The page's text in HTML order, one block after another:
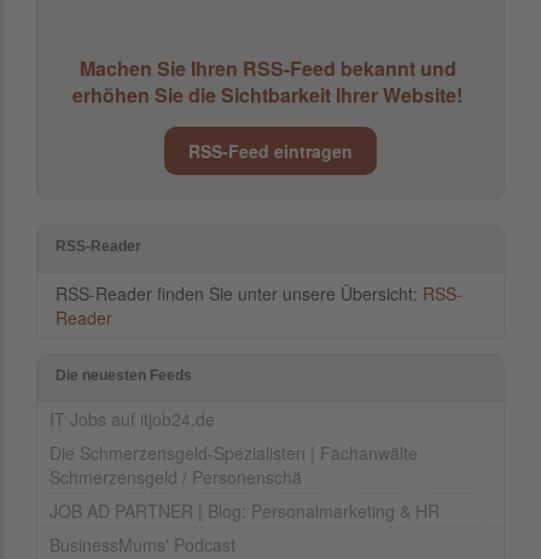
Machen Sie Ihren RSS-Feed bekannt und
erhöhen Sie die Sichtbarkeit Ihrer Website!
RSS-Feed eintragen
RSS-Reader
RSS-Reader finden Sie unter unsere Übersicht: RSS-
Reader
Die neuesten Feeds
IT Jobs auf itjob24.de
Die Schmerzensgeld-Spezialisten | Fachanwälte
Schmerzensgeld / Personenschä
JOB AD PARTNER | Blog: Personalmarketing & HR
BusinessMums' Podcast